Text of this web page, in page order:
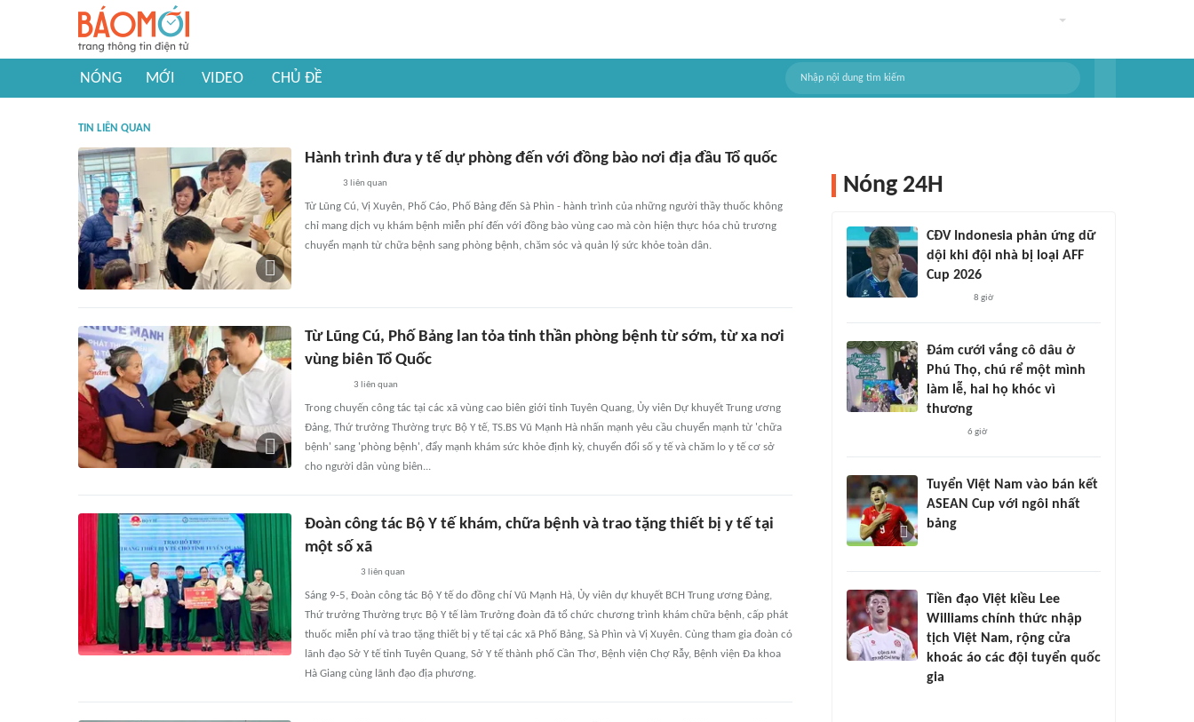
NÓNG MỚI VIDEO CHỦ ĐỀ
TIN LIÊN QUAN
Hành trình đưa y tế dự phòng đến với đồng bào nơi địa đầu Tổ quốc
3 liên quan
Từ Lũng Cú, Vị Xuyên, Phố Cáo, Phố Bảng đến Sà Phìn - hành trình của những người thầy thuốc không
chỉ mang dịch vụ khám bệnh miễn phí đến với đồng bào vùng cao mà còn hiện thực hóa chủ trương
chuyển mạnh từ chữa bệnh sang phòng bệnh, chăm sóc và quản lý sức khỏe toàn dân.
Từ Lũng Cú, Phố Bảng lan tỏa tinh thần phòng bệnh từ sớm, từ xa nơi
vùng biên Tổ Quốc
3 liên quan
Trong chuyến công tác tại các xã vùng cao biên giới tỉnh Tuyên Quang, Ủy viên Dự khuyết Trung ương
Đảng, Thứ trưởng Thường trực Bộ Y tế, TS.BS Vũ Mạnh Hà nhấn mạnh yêu cầu chuyển mạnh từ 'chữa
bệnh' sang 'phòng bệnh', đẩy mạnh khám sức khỏe định kỳ, chuyển đổi số y tế và chăm lo y tế cơ sở
cho người dân vùng biên...
Đoàn công tác Bộ Y tế khám, chữa bệnh và trao tặng thiết bị y tế tại
một số xã
3 liên quan
Sáng 9-5, Đoàn công tác Bộ Y tế do đồng chí Vũ Mạnh Hà, Ủy viên dự khuyết BCH Trung ương Đảng,
Thứ trưởng Thường trực Bộ Y tế làm Trưởng đoàn đã tổ chức chương trình khám chữa bệnh, cấp phát
thuốc miễn phí và trao tặng thiết bị y tế tại các xã Phố Bảng, Sà Phìn và Vị Xuyên. Cùng tham gia đoàn có
lãnh đạo Sở Y tế tỉnh Tuyên Quang, Sở Y tế thành phố Cần Thơ, Bệnh viện Chợ Rẫy, Bệnh viện Đa khoa
Hà Giang cùng lãnh đạo địa phương.
Nóng 24H
CĐV Indonesia phản ứng dữ
dội khi đội nhà bị loại AFF
Cup 2026
8 giờ
Đám cưới vắng cô dâu ở
Phú Thọ, chú rể một mình
làm lễ, hai họ khóc vì
thương
6 giờ
Tuyển Việt Nam vào bán kết
ASEAN Cup với ngôi nhất
bảng
Tiền đạo Việt kiều Lee
Williams chính thức nhập
tịch Việt Nam, rộng cửa
khoác áo các đội tuyển quốc
gia